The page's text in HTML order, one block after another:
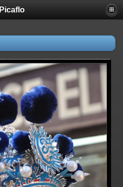
Picaflo